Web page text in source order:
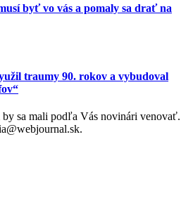
byť vo vás a pomaly sa drať na
traumy 90. rokov a vybudoval
by sa mali podľa Vás novinári venovať.